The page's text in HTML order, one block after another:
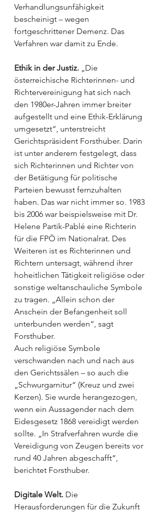
Verhandlungsunfähigkeit
bescheinigt – wegen
fortgeschrittener Demenz. Das
Verfahren war damit zu Ende.
Ethik in der Justiz. „Die
österreichische Richterinnen- und
Richtervereinigung hat sich nach
den 1980er-Jahren immer breiter
aufgestellt und eine Ethik-Erklärung
umgesetzt“, unterstreicht
Gerichtspräsident Forsthuber. Darin
ist unter anderem festgelegt, dass
sich Richterinnen und Richter von
der Betätigung für politische
Parteien bewusst fernzuhalten
haben. Das war nicht immer so. 1983
bis 2006 war beispielsweise mit Dr.
Helene Partik-Pablé eine Richterin
für die FPÖ im Nationalrat. Des
Weiteren ist es Richterinnen und
Richtern untersagt, während ihrer
hoheitlichen Tätigkeit religiöse oder
sonstige weltanschauliche Symbole
zu tragen. „Allein schon der
Anschein der Befangenheit soll
unterbunden werden“, sagt
Forsthuber.
Auch religiöse Symbole
verschwanden nach und nach aus
den Gerichtssälen – so auch die
„Schwurgarnitur“ (Kreuz und zwei
Kerzen). Sie wurde herangezogen,
wenn ein Aussagender nach dem
Eidesgesetz 1868 vereidigt werden
sollte. „In Strafverfahren wurde die
Vereidigung von Zeugen bereits vor
rund 40 Jahren abgeschafft“,
berichtet Forsthuber.
Digitale Welt. Die
Herausforderungen für die Zukunft